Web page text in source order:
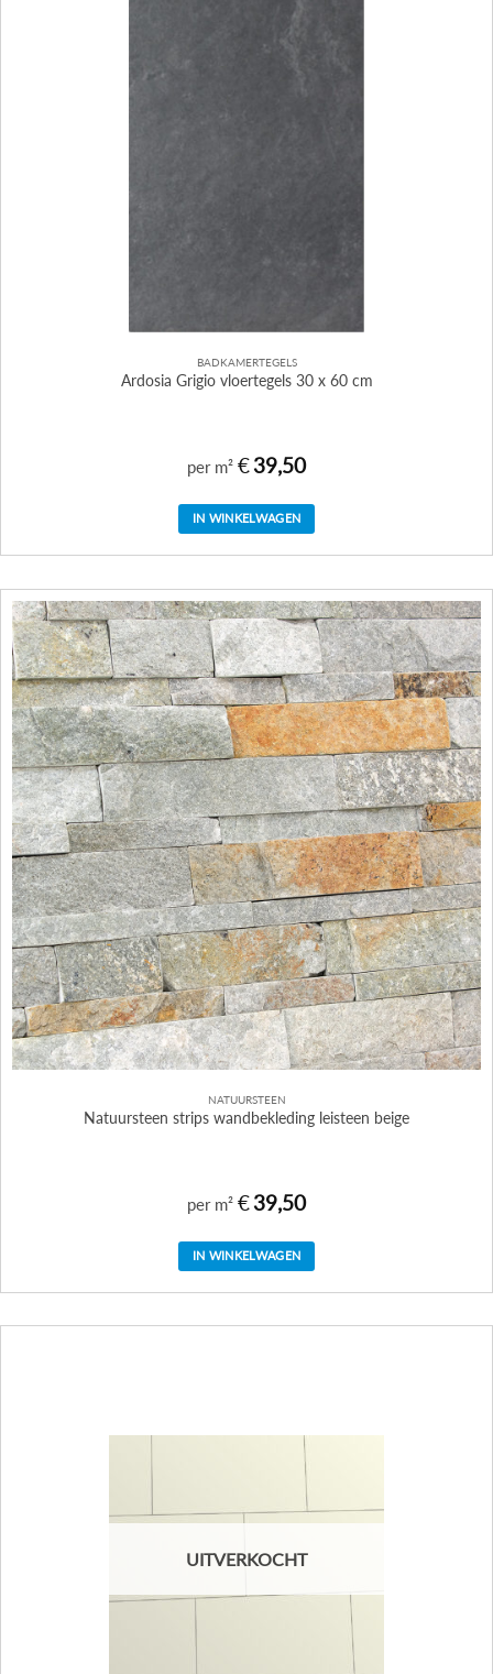
BADKAMERTEGELS
Ardosia Grigio vloertegels 30 x 60 cm
per m² €39,50
IN WINKELWAGEN
NATUURSTEEN
Natuursteen strips wandbekleding leisteen beige
per m² €39,50
IN WINKELWAGEN
UITVERKOCHT